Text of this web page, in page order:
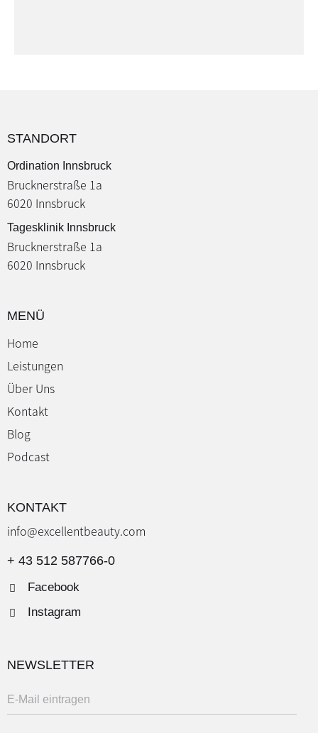
STANDORT
Ordination Innsbruck
Brucknerstraße 1a
6020 Innsbruck
Tagesklinik Innsbruck
Brucknerstraße 1a
6020 Innsbruck
MENÜ
Home
Leistungen
Über Uns
Kontakt
Blog
Podcast
KONTAKT
info@excellentbeauty.com
+ 43 512 587766-0
Facebook
Instagram
NEWSLETTER